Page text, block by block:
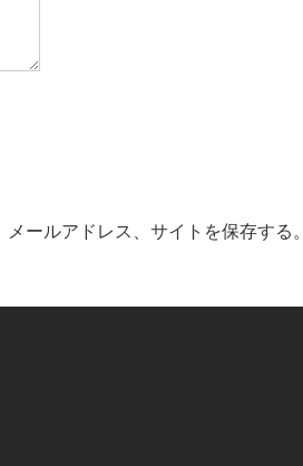
ールアドレス、サイトを保存する。